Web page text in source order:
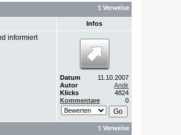
1 Verweise
Infos
informiert
Datum
11.10.2007
Autor
Andir
Klicks
4824
Kommentare
0
1 Verweise